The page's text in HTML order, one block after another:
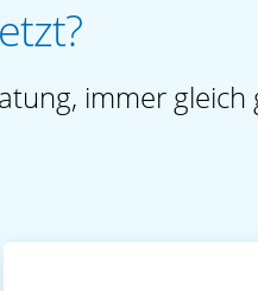
immer gleich